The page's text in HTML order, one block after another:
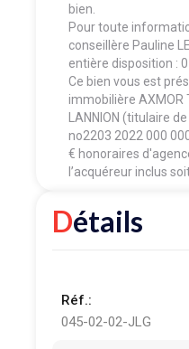
bien.
Pour toute
conseillère Pauline
entière disposition :
Ce bien vous est
immobilière AXMOR
LANNION (titulaire
no2203 2022 000
€ honoraires
l’acquéreur inclus
Détails
Réf.:
045-02-02-JLG